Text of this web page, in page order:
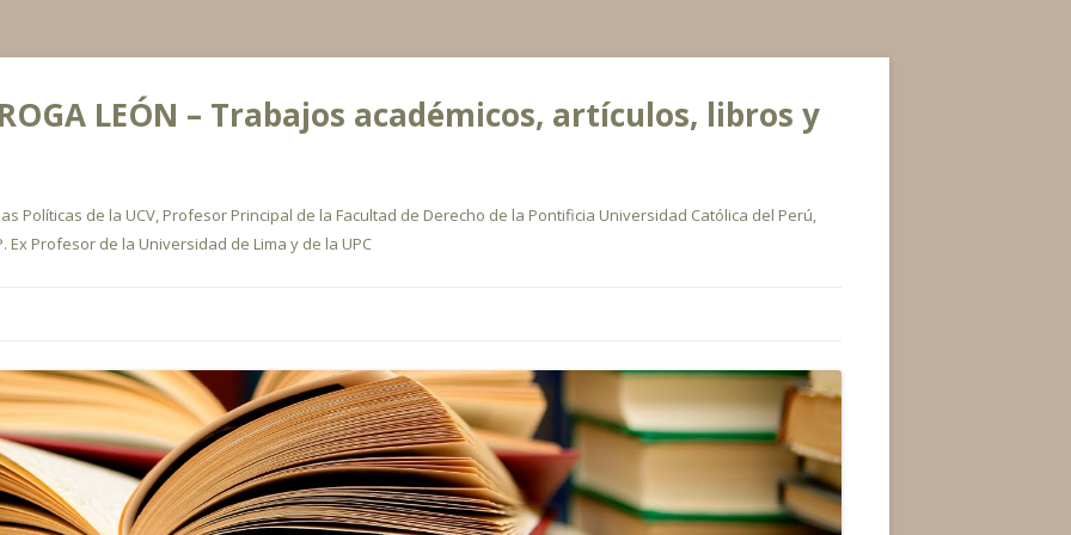
LEÓN – Trabajos académicos, artículos, libros y
Políticas de la UCV, Profesor Principal de la Facultad de Derecho de la Pontificia Universidad Católica del Perú,
Profesor de la Universidad de Lima y de la UPC